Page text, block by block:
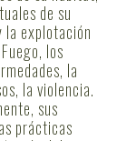
de su
la explotación
los
la
la violencia.
sus
prácticas